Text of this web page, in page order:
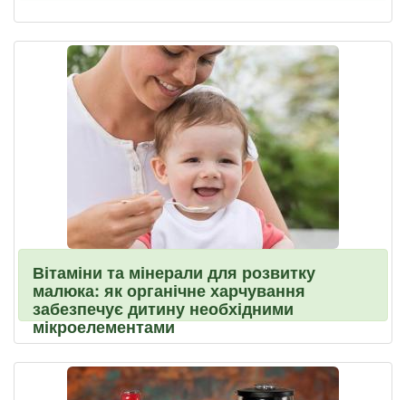
Вітаміни та мінерали для розвитку
малюка: як органічне харчування
забезпечує дитину необхідними
мікроелементами